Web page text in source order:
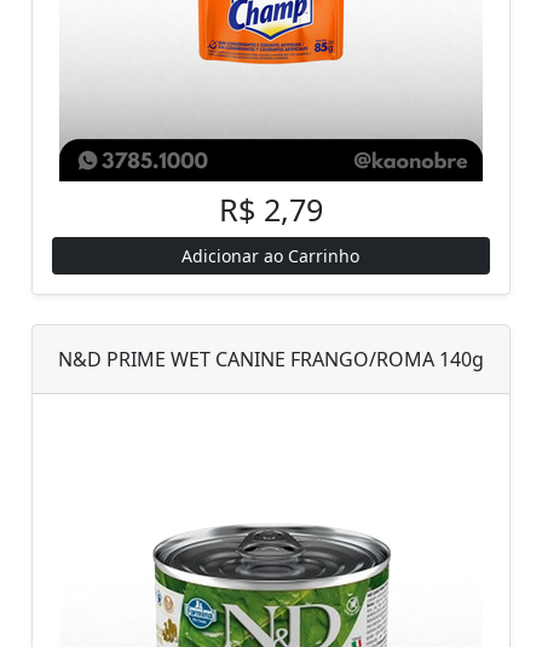
R$ 2,79
Adicionar ao Carrinho
N&D PRIME WET CANINE FRANGO/ROMA 140g